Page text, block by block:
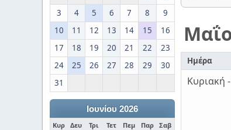
3
4 5 6 7 8
9
10
11 12 13 14 15
16
17
18 19 20 21 22
23
24
25 26 27 28 29
30
31
Ιουνίου 2026
Κυρ Δευ Τρι Τετ Πεμ Παρ Σαβ
Ημέρα
Κυριακή